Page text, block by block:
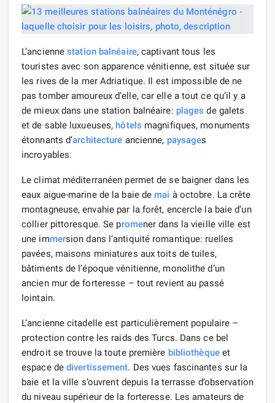
L’anciennestation balnéaire, captivant tous les
touristes avec son apparence vénitienne, est située sur
les rives de la mer Adriatique. Il est impossible de ne
pas tomber amoureux d’elle, car elle a tout ce qu’il y a
de mieux dans une station balnéaire: plages de galets
et de sable luxueuses, hôtels magnifiques, monuments
étonnants d’architecture ancienne, paysages
incroyables.
Le climat méditerranéen permet de se baigner dans les
eaux aigue-marine de la baie de mai à octobre. La crête
montagneuse, envahie par la forêt, encercle la baie d’un
collier pittoresque. Se promener dans la vieille ville est
une immersion dans l’antiquité romantique: ruelles
pavées, maisons miniatures aux toits de tuiles,
bâtiments de l’époque vénitienne, monolithe d’un
ancien mur de forteresse – tout revient au passé
lointain.
L’ancienne citadelle est particulièrement populaire –
protection contre les raids des Turcs. Dans ce bel
endroit se trouve la toute première bibliothèqueet
espace de divertissement. Des vues fascinantes sur la
baie et la ville s’ouvrent depuis la terrasse d’observation
du niveau supérieur de la forteresse. Les amateurs de